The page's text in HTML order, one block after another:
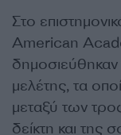
Στο
American
μελέτης, τα
μεταξύ των
δείκτη και της